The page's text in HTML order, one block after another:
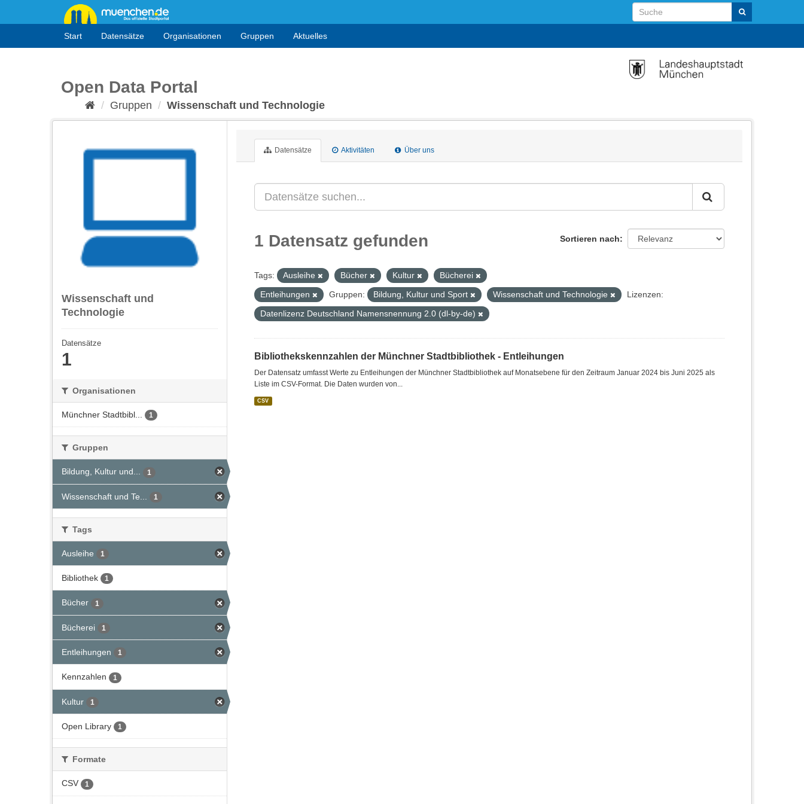
Start Datensätze Organisationen Gruppen Aktuelles
Open Data Portal
Gruppen Wissenschaft und Technologie
Wissenschaft und
Technologie
Datensätze
1
Organisationen
Münchner Stadtbibl... 1
Gruppen
Bildung, Kultur und... 1
Wissenschaft und Te... 1
Tags
Ausleihe 1
Bibliothek 1
Bücher 1
Bücherei 1
Entleihungen 1
Kennzahlen 1
Kultur 1
Open Library 1
Formate
CSV 1
Datensätze Aktivitäten Über uns
Sortieren nach
1 Datensatz gefunden
Tags: Ausleihe Bücher Kultur
Bücherei
Entleihungen
Gruppen: Bildung, Kultur und Sport Wissenschaft und Technologie
Lizenzen:
Datenlizenz Deutschland Namensnennung 2.0 (dl-by-de)
Bibliothekskennzahlen der Münchner Stadtbibliothek - Entleihungen
Der Datensatz umfasst Werte zu Entleihungen der Münchner Stadtbibliothek auf Monatsebene für den Zeitraum Januar 2024 bis Juni 2025 als
Liste im CSV-Format. Die Daten wurden von...
CSV